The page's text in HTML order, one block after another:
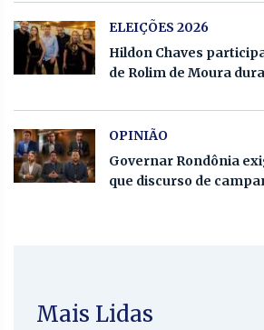
ELEIÇÕES 2026
Hildon Chaves
de Rolim de Moura
OPINIÃO
Governar Rondônia
que discurso de
Mais Lidas